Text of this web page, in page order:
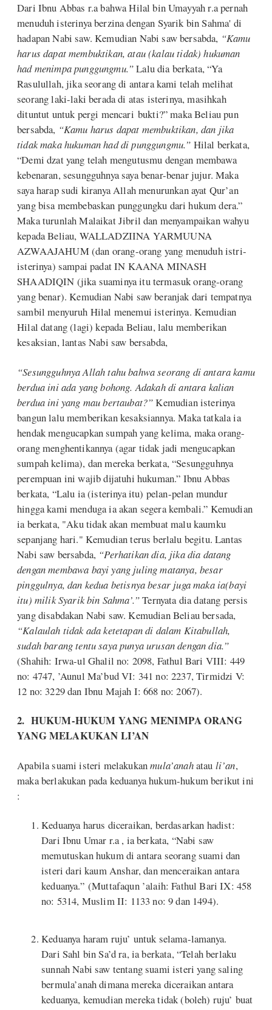
Dari Ibnu Abbas r.a bahwa Hilal bin Umayyah r.a pernah
menuduh isterinya berzina dengan Syarik bin Sahma' di
hadapan Nabi saw. Kemudian Nabi saw bersabda, “Kamu
harus dapat membuktikan, atau (kalau tidak) hukuman
had menimpa punggungmu.”Lalu dia berkata, “Ya
Rasulullah, jika seorang di antara kami telah melihat
seorang laki-laki berada di atas isterinya, masihkah
dituntut untuk pergi mencari bukti?” maka Beliau pun
bersabda, “Kamu harus dapat membuktikan, dan jika
tidak maka hukuman had di punggungmu.” Hilal berkata,
“Demi dzat yang telah mengutusmu dengan membawa
kebenaran, sesungguhnya saya benar-benar jujur. Maka
saya harap sudi kiranya Allah menurunkan ayat Qur’an
yang bisa membebaskan punggungku dari hukum dera.”
Maka turunlah Malaikat Jibril dan menyampaikan wahyu
kepada Beliau, WALLADZIINA YARMUUNA
AZWAAJAHUM (dan orang-orang yang menuduh istri-
isterinya) sampai padat IN KAANA MINASH
SHAADIQIN (jika suaminya itu termasuk orang-orang
yang benar). Kemudian Nabi saw beranjak dari tempatnya
sambil menyuruh Hilal menemui isterinya. Kemudian
Hilal datang (lagi) kepada Beliau, lalu memberikan
kesaksian, lantas Nabi saw bersabda,
“Sesungguhnya Allah tahu bahwa seorang di antara kamu
berdua ini ada yang bohong. Adakah di antara kalian
berdua ini yang mau bertaubat?”Kemudian isterinya
bangun lalu memberikan kesaksiannya. Maka tatkala ia
hendak mengucapkan sumpah yang kelima, maka orang-
orang menghentikannya (agar tidak jadi mengucapkan
sumpah kelima), dan mereka berkata, “Sesungguhnya
perempuan ini wajib dijatuhi hukuman.” Ibnu Abbas
berkata, “Lalu ia (isterinya itu) pelan-pelan mundur
hingga kami menduga ia akan segera kembali.” Kemudian
ia berkata, "Aku tidak akan membuat malu kaumku
sepanjang hari." Kemudian terus berlalu begitu. Lantas
Nabi saw bersabda, “Perhatikan dia, jika dia datang
dengan membawa bayi yang juling matanya, besar
pinggulnya, dan kedua betisnya besar juga maka ia(bayi
itu) milik Syarik bin Sahma’.”Ternyata dia datang persis
yang disabdakan Nabi saw. Kemudian Beliau bersada,
“Kalaulah tidak ada ketetapan di dalam Kitabullah,
sudah barang tentu saya punya urusan dengan dia.”
(Shahih: Irwa-ul Ghalil no: 2098, Fathul Bari VIII: 449
no: 4747, ’Aunul Ma’bud VI: 341 no: 2237, Tirmidzi V:
12 no: 3229 dan Ibnu Majah I: 668 no: 2067).
2. HUKUM-HUKUM YANG MENIMPA ORANG
YANG MELAKUKAN LI’AN
Apabila suami isteri melakukanmula’anahatau li’an,
maka berlakukan pada keduanya hukum-hukum berikut ini
:
Keduanya harus diceraikan, berdasarkan hadist:
Dari Ibnu Umar r.a , ia berkata, “Nabi saw
memutuskan hukum di antara seorang suami dan
isteri dari kaum Anshar, dan menceraikan antara
keduanya.” (Muttafaqun ’alaih: Fathul Bari IX: 458
no: 5314, Muslim II: 1133 no: 9 dan 1494).
Keduanya haram ruju’ untuk selama-lamanya.
Dari Sahl bin Sa’d ra, ia berkata, “Telah berlaku
sunnah Nabi saw tentang suami isteri yang saling
bermula’anah dimana mereka diceraikan antara
keduanya, kemudian mereka tidak (boleh) ruju’ buat